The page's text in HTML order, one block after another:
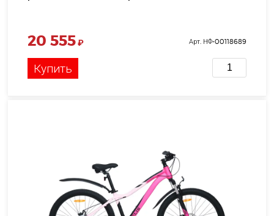
20 555₽ Арт. НФ-00118689
Купить